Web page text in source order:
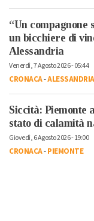
“Un compagnone
un bicchiere di
Alessandria
Venerdì, 7 Agosto 2026 - 05:44
CRONACA-ALESSANDRIA
Siccità: Piemonte
stato di calamità
Giovedì, 6 Agosto 2026 - 19:00
CRONACA-PIEMONTE